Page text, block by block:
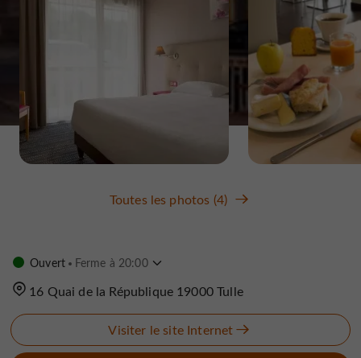
Toutes les photos (4)
Ouvert Ferme à 20:00
16 Quai de la République 19000 Tulle
Visiter le site Internet